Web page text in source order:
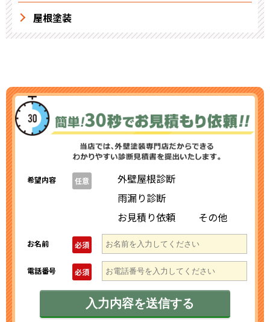
屋根塗装
希望内容 任意
外壁屋根診断
雨漏り診断
お見積り依頼
その他
お名前 必須
電話番号 必須